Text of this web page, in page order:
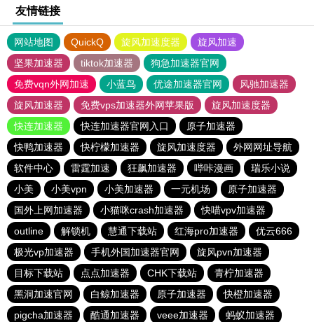
友情链接
网站地图 QuickQ 旋风加速度器
旋风加速
坚果加速器
tiktok加速器
狗急加速器官网
免费vqn外网加速
小蓝鸟 优途加速器官网
风驰加速器
旋风加速器
免费vps加速器外网苹果版
旋风加速度器
快连加速器
快连加速器官网入口
原子加速器
快鸭加速器
快柠檬加速器 旋风加速度器
外网网址导航
软件中心
雷霆加速 狂飙加速器 哔咔漫画
瑞乐小说
小美
小美vpn 小美加速器 一元机场
原子加速器
国外上网加速器
小猫咪crash加速器
快喵vpv加速器
outline
解锁机 慧通下载站 红海pro加速器
优云666
极光vp加速器
手机外国加速器官网
旋风pvn加速器
目标下载站
点点加速器 CHK下载站
青柠加速器
黑洞加速官网
白鲸加速器 原子加速器
快橙加速器
pigcha加速器
酷通加速器 veee加速器 蚂蚁加速器